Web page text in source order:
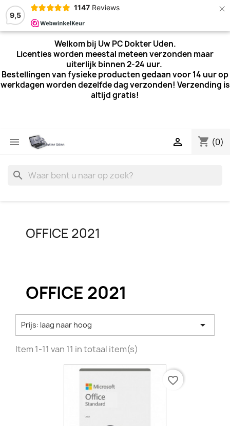
9,5
1147 Reviews ×
Welkom bij Uw PC Dokter Uden.
Licenties worden meestal meteen verzonden maar
uiterlijkbinnen 2-24 uur.
Bestellingen van fysieke producten gedaan voor 14 uur op
werkdagen worden dezelfde dag verzonden! Verzending is
altijd gratis!
 shopping_cart (0)

search
OFFICE 2021
OFFICE 2021
Prijs: laag naar hoog 
Item 1-11 van 11 in totaal item(s)
favorite_border